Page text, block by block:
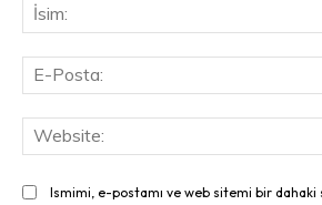
Ismimi, e-postamı ve web sitemi bir dahaki